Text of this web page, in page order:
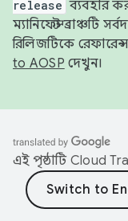
release ব্যবহার
ম্যানিফেস্ট ব্রাঞ্চটি
রিলিজটিকে
to AOSP দেখুন।
এই পৃষ্ঠাটি Cloud